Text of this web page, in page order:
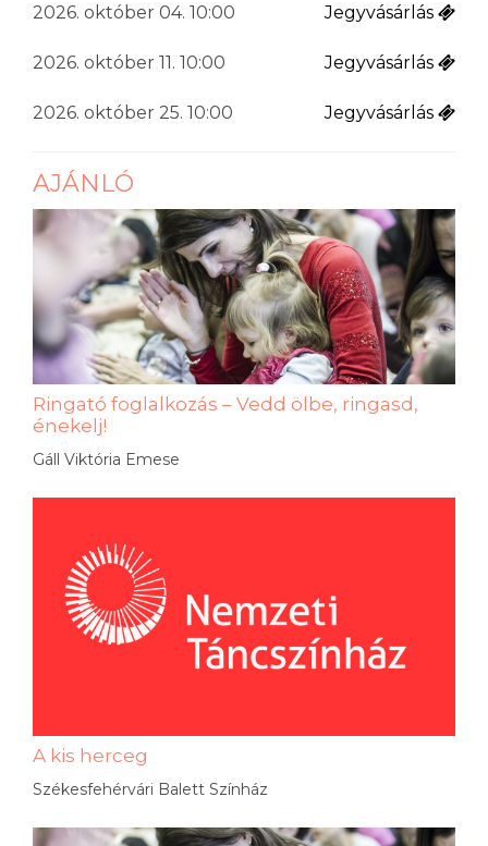
2026. október 04. 10:00 Jegyvásárlás
2026. október 11. 10:00 Jegyvásárlás
2026. október 25. 10:00 Jegyvásárlás
AJÁNLÓ
Ringató foglalkozás – Vedd ölbe, ringasd,
énekelj!
Gáll Viktória Emese
A kis herceg
Székesfehérvári Balett Színház